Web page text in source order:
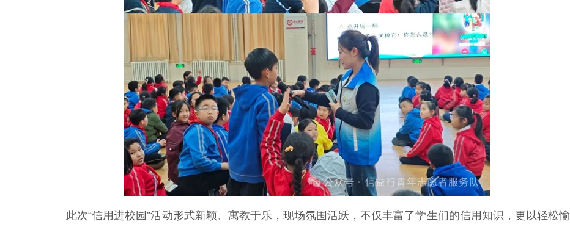
此次“信用进校园”活动形式新颖、寓教于乐，现场氛围活跃，不仅丰富了学生们的信用知识，更以轻松愉